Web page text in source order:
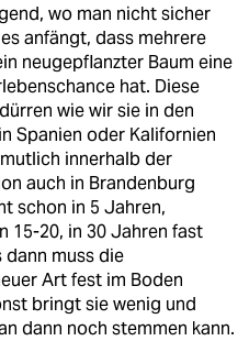
wo man nicht sicher
anfängt, dass mehrere
neugepflanzter Baum eine
hat. Diese
wie wir sie in den
Spanien oder Kalifornien
innerhalb der
auch in Brandenburg
schon in 5 Jahren,
15-20, in 30 Jahren fast
muss die
Art fest im Boden
bringt sie wenig und
dann noch stemmen kann.